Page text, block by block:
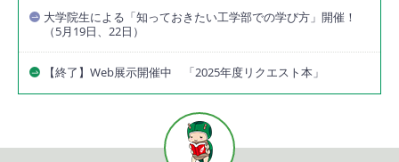
大学院生による「知っておきたい工学部での学び方」開催！
（5月19日、22日）
【終了】Web展示開催中 「2025年度リクエスト本」